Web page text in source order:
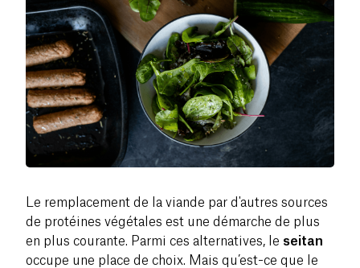
Le remplacement de la viande par d'autres sources
de protéines végétales est une démarche de plus
en plus courante. Parmi ces alternatives, le seitan
occupe une place de choix. Mais qu’est-ce que le